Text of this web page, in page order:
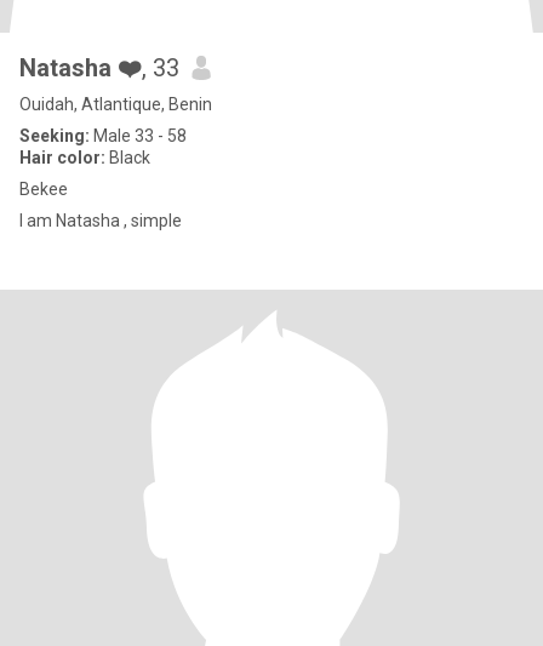
Natasha ❤️, 33
Ouidah, Atlantique, Benin
Seeking: Male 33 - 58
Hair color: Black
Bekee
I am Natasha , simple